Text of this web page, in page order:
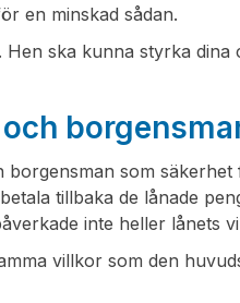
en minskad sådan.
Hen ska kunna styrka
borgensman som
tillbaka de lånade
inte heller lånets
villkor som den